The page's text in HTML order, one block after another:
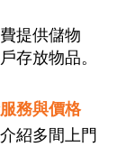
提供儲物
存放物品。
務與價格
紹多間上門